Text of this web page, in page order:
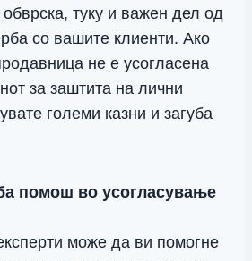
туку и важен дел од
со вашите клиенти. Ако
не е усогласена
за заштита на лични
големи казни и загуба
помош во усогласување
може да ви помогне